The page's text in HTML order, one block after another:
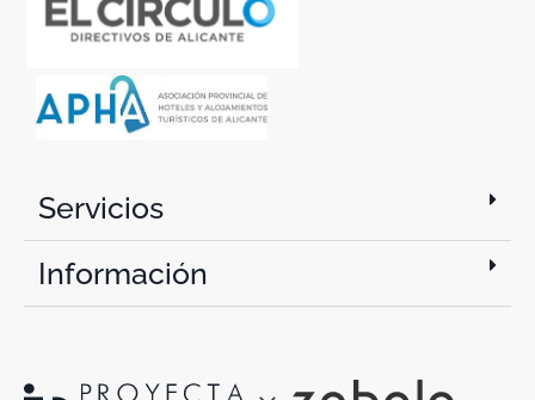
Servicios
Información